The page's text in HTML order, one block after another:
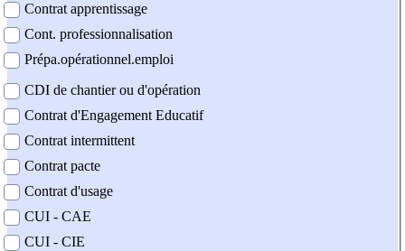
Contrat apprentissage
Cont. professionnalisation
Prépa.opérationnel.emploi
CDI de chantier ou d'opération
Contrat d'Engagement Educatif
Contrat intermittent
Contrat pacte
Contrat d'usage
CUI - CAE
CUI - CIE